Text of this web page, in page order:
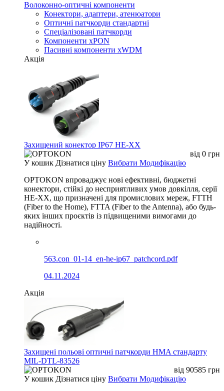
Волоконно-оптичні компоненти
Конектори, адаптери, атенюатори
Оптичні патчкорди стандартні
Спеціалізовані патчкорди
Компоненти xPON
Пасивні компоненти xWDM
Акція
Захищений конектор IP67 HE-XX
від 0 грн
У кошик Дізнатися ціну Вибрати Модифікацію
OPTOKON впроваджує нові ефективні, бюджетні
конектори, стійкі до несприятливих умов довкілля, серії
HE-XX, що призначені для промислових мереж, FTTH
(Fiber to the Home), FTTA (Fiber to the Antenna), або будь-
яких інших проєктів із підвищеними вимогами до
надійності.
563.con_01-14_en-he-ip67_patchcord.pdf
04.11.2024
Акція
Захищені польові оптичні патчкорди HMA стандарту
MIL-DTL-83526
від 90585 грн
У кошик Дізнатися ціну Вибрати Модифікацію